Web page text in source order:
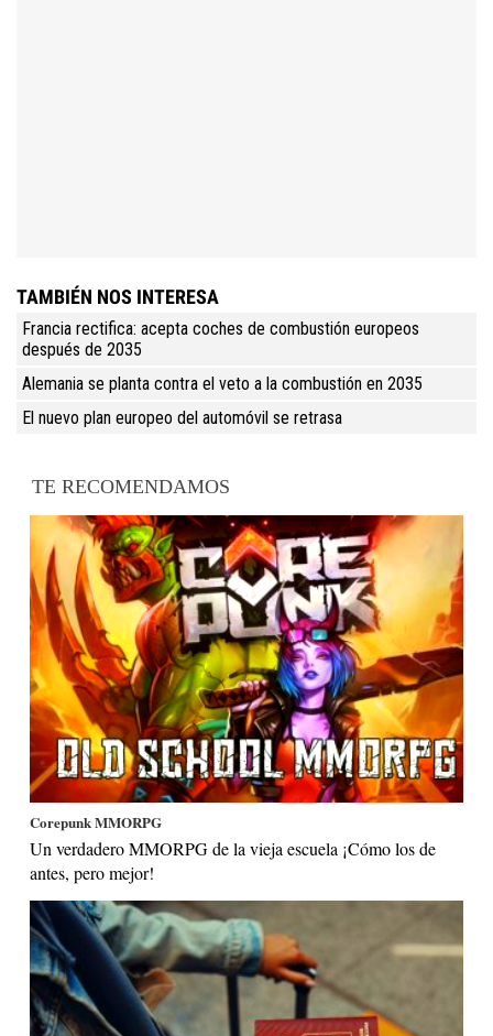
TAMBIÉN NOS INTERESA
Francia rectifica: acepta coches de combustión europeos
después de 2035
Alemania se planta contra el veto a la combustión en 2035
El nuevo plan europeo del automóvil se retrasa
TE RECOMENDAMOS
Corepunk MMORPG
Un verdadero MMORPG de la vieja escuela ¡Cómo los de
antes, pero mejor!